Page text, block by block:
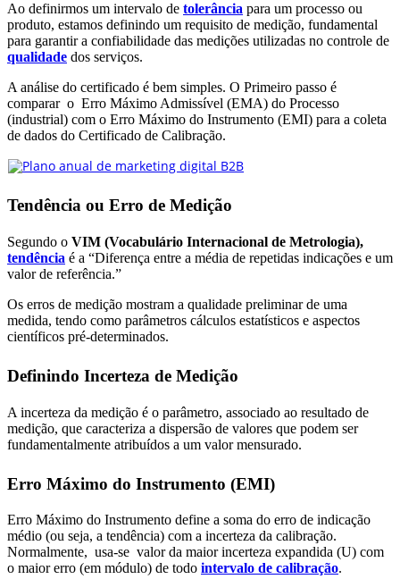
Ao definirmos um intervalo de tolerância para um processo ou
produto, estamos definindo um requisito de medição, fundamental
para garantir a confiabilidade das medições utilizadas no controle de
qualidade dos serviços.
A análise do certificado é bem simples. O Primeiro passo é
comparar o Erro Máximo Admissível (EMA) do Processo
(industrial) com o Erro Máximo do Instrumento (EMI) para a coleta
de dados do Certificado de Calibração.
Tendência ou Erro de Medição
Segundo o VIM (Vocabulário Internacional de Metrologia),
tendência é a “Diferença entre a média de repetidas indicações e um
valor de referência.”
Os erros de medição mostram a qualidade preliminar de uma
medida, tendo como parâmetros cálculos estatísticos e aspectos
científicos pré-determinados.
Definindo Incerteza de Medição
A incerteza da medição é o parâmetro, associado ao resultado de
medição, que caracteriza a dispersão de valores que podem ser
fundamentalmente atribuídos a um valor mensurado.
Erro Máximo do Instrumento (EMI)
Erro Máximo do Instrumento define a soma do erro de indicação
médio (ou seja, a tendência) com a incerteza da calibração.
Normalmente, usa-se valor da maior incerteza expandida (U) com
o maior erro (em módulo) de todo intervalo de calibração.